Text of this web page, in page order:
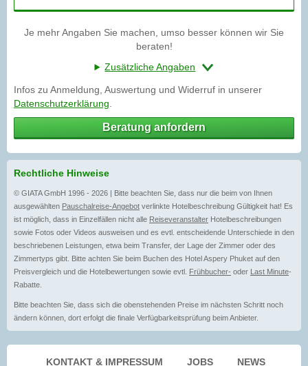
Je mehr Angaben Sie machen, umso besser können wir Sie
beraten!
Zusätzliche Angaben
Infos zu Anmeldung, Auswertung und Widerruf in unserer
Datenschutzerklärung
Beratung anfordern
Rechtliche Hinweise
© GIATA GmbH 1996 - 2026 | Bitte beachten Sie, dass nur die beim von Ihnen
ausgewählten Pauschalreise-Angebot verlinkte Hotelbeschreibung Gültigkeit hat! Es
ist möglich, dass in Einzelfällen nicht alle Reiseveranstalter Hotelbeschreibungen
sowie Fotos oder Videos ausweisen und es evtl. entscheidende Unterschiede in den
beschriebenen Leistungen, etwa beim Transfer, der Lage der Zimmer oder des
Zimmertyps gibt. Bitte achten Sie beim Buchen des Hotel Aspery Phuket auf den
Preisvergleich und die Hotelbewertungen sowie evtl. Frühbucher- oder Last Minute-
Rabatte.
Bitte beachten Sie, dass sich die obenstehenden Preise im nächsten Schritt noch
ändern können, dort erfolgt die finale Verfügbarkeitsprüfung beim Anbieter.
KONTAKT & IMPRESSUM JOBS NEWS